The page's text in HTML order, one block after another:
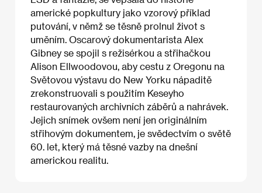
americké popkultury jako vzorový příklad
putování, v němž se těsně prolnul život s
uměním. Oscarový dokumentarista Alex
Gibney se spojil s režisérkou a střihačkou
Alison Ellwoodovou, aby cestu z Oregonu na
Světovou výstavu do New Yorku nápaditě
zrekonstruovali s použitím Keseyho
restaurovaných archivních záběrů a nahrávek.
Jejich snímek ovšem není jen originálním
střihovým dokumentem, je svědectvím o světě
60. let, který má těsné vazby na dnešní
americkou realitu.